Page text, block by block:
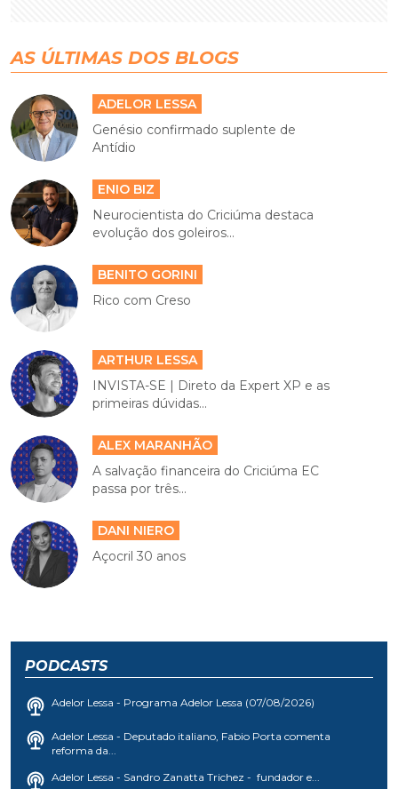
AS ÚLTIMAS DOS BLOGS
ADELOR LESSA
Genésio confirmado suplente de
Antídio
ENIO BIZ
Neurocientista do Criciúma destaca
evolução dos goleiros...
BENITO GORINI
Rico com Creso
ARTHUR LESSA
INVISTA-SE | Direto da Expert XP e as
primeiras dúvidas...
ALEX MARANHÃO
A salvação financeira do Criciúma EC
passa por três...
DANI NIERO
Açocril 30 anos
PODCASTS
Adelor Lessa - Programa Adelor Lessa (07/08/2026)
Adelor Lessa - Deputado italiano, Fabio Porta comenta
reforma da...
Adelor Lessa - Sandro Zanatta Trichez - fundador e...